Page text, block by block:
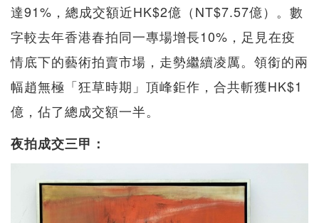
達91%，總成交額近HK$2億（NT$7.57億）。數
字較去年香港春拍同一專場增長10%，足見在疫
情底下的藝術拍賣市場，走勢繼續凌厲。領銜的兩
幅趙無極「狂草時期」頂峰鉅作，合共斬獲HK$1
億，佔了總成交額一半。
夜拍成交三甲：